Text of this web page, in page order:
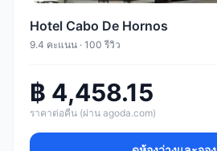
Hotel Cabo De Hornos
9.4 คะแนน · 100 รีวิว
฿ 4,458.15
ราคาต่อคืน (ผ่าน agoda.com)